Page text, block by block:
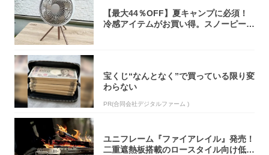
【最大44％OFF】夏キャンプに必須！
冷感アイテムがお買い得。スノーピー
宝くじ“なんとなく”で買っている限り変
わらない
PR(合同会社デジタルファーム )
ユニフレーム『ファイアレイル』発売！
二重遮熱板搭載のロースタイル向け低型